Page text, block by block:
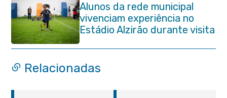
Alunos da rede municipal
vivenciam experiência no
Estádio Alzirão durante visita
pedagógica
Relacionadas